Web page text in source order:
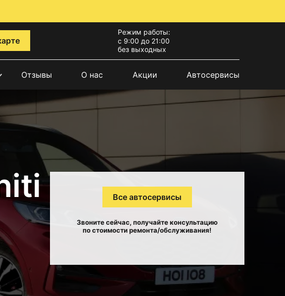
Режим работы:
с 9:00 до 21:00
без выходных
Отзывы О нас Акции Автосервисы
Все автосервисы
Звоните сейчас, получайте консультацию
по стоимости ремонта/обслуживания!